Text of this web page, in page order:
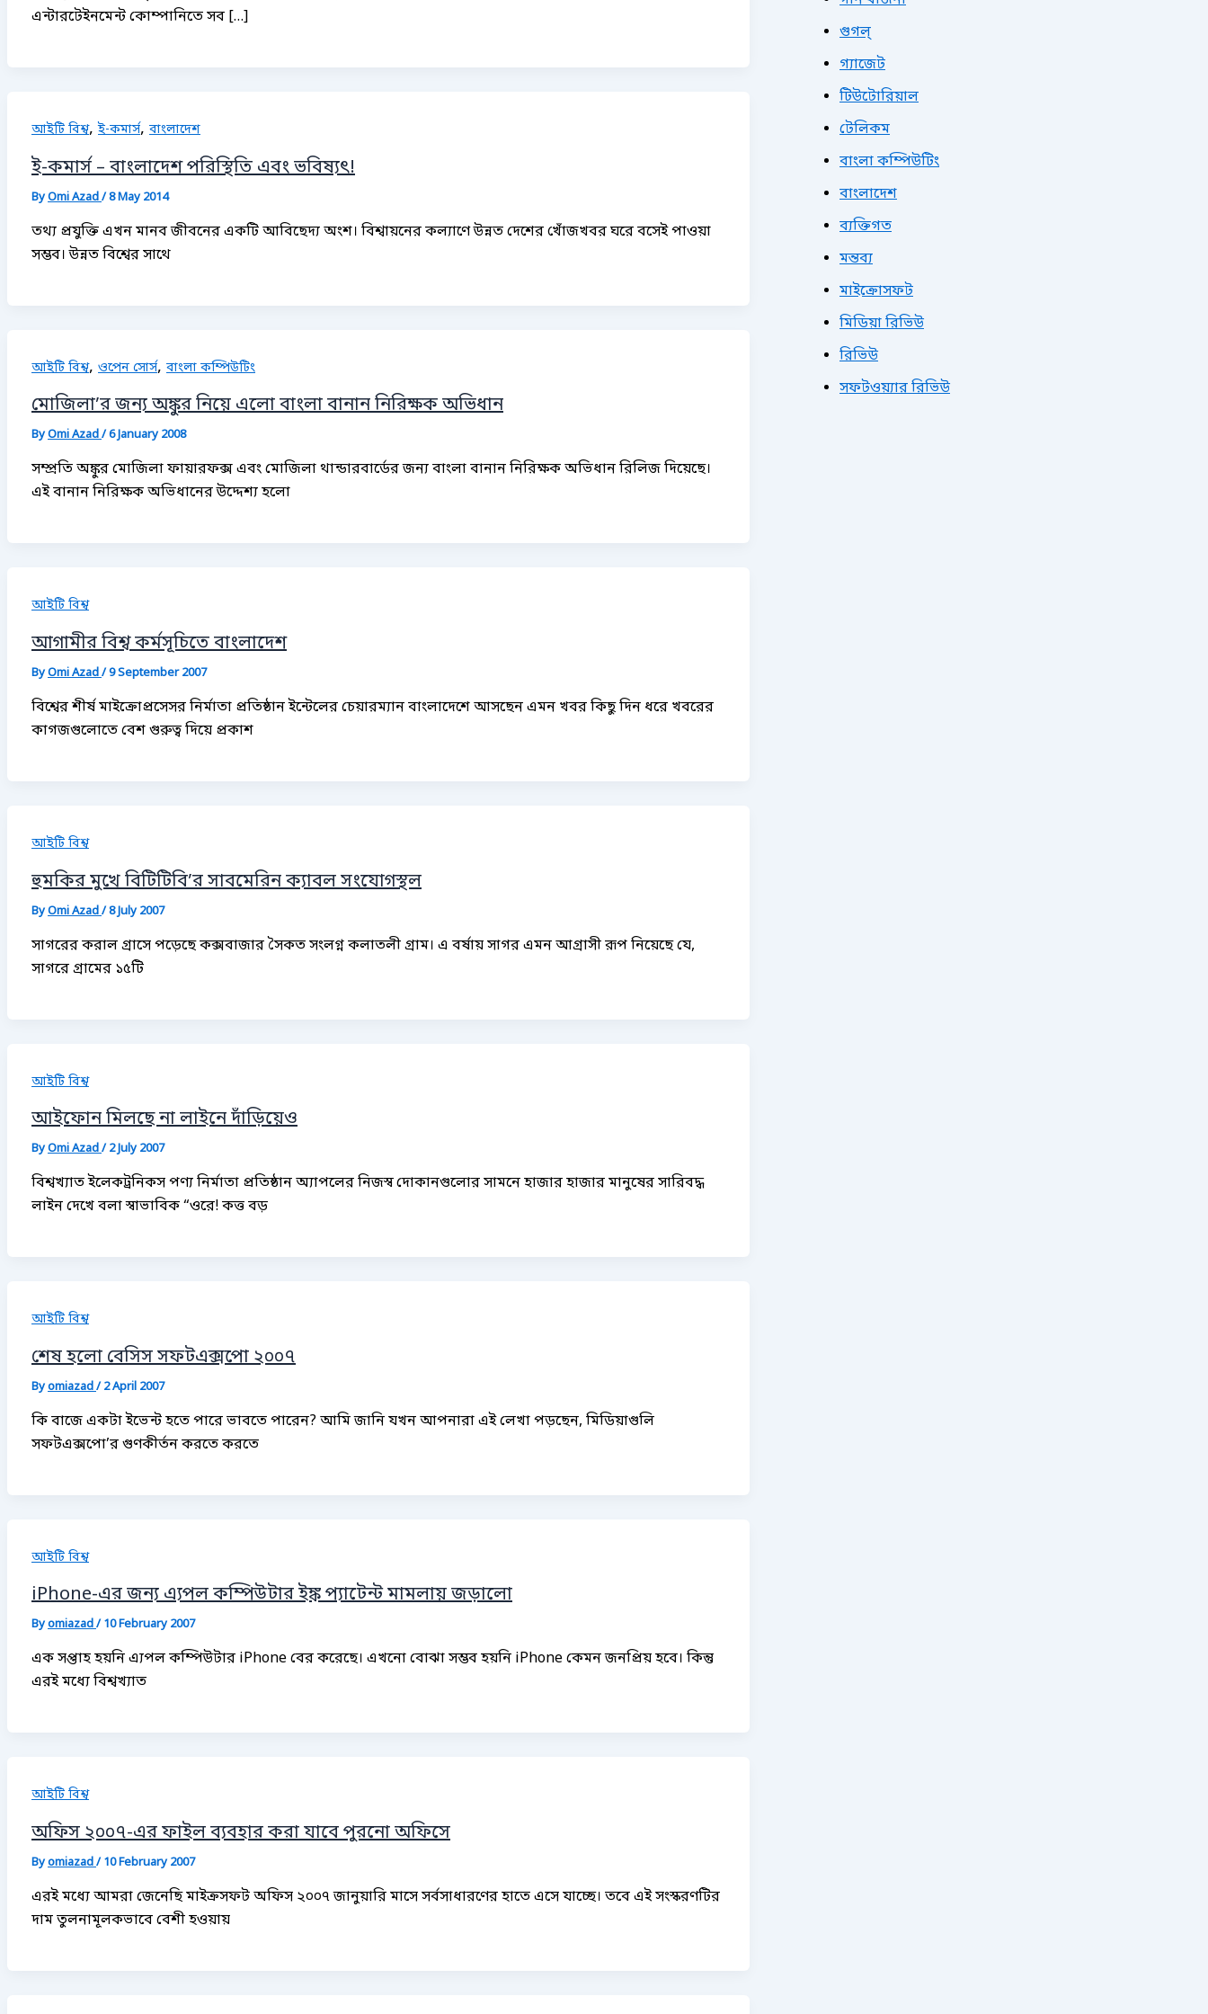
এন্টারটেইনমেন্ট কোম্পানিতে সব […]
আইটি বিশ্ব,ই-কমার্স, বাংলাদেশ
ই-কমার্স – বাংলাদেশ পরিস্থিতি এবং ভবিষ্যৎ!
ByOmi Azad/8 May 2014
তথ্য প্রযুক্তি এখন মানব জীবনের একটি আবিছেদ্য অংশ। বিশ্বায়নের কল্যাণে উন্নত দেশের খোঁজখবর ঘরে বসেই পাওয়া
সম্ভব। উন্নত বিশ্বের সাথে
আইটি বিশ্ব, ওপেন সোর্স, বাংলা কম্পিউটিং
মোজিলা’র জন্য অঙ্কুর নিয়ে এলো বাংলা বানান নিরিক্ষক অভিধান
ByOmi Azad/6 January 2008
সম্প্রতি অঙ্কুর মোজিলা ফায়ারফক্স এবং মোজিলা থান্ডারবার্ডের জন্য বাংলা বানান নিরিক্ষক অভিধান রিলিজ দিয়েছে।
এই বানান নিরিক্ষক অভিধানের উদ্দেশ্য হলো
আইটি বিশ্ব
আগামীর বিশ্ব কর্মসূচিতে বাংলাদেশ
ByOmi Azad/9 September 2007
বিশ্বের শীর্ষ মাইক্রোপ্রসেসর নির্মাতা প্রতিষ্ঠান ইন্টেলের চেয়ারম্যান বাংলাদেশে আসছেন এমন খবর কিছু দিন ধরে খবরের
কাগজগুলোতে বেশ গুরুত্ব দিয়ে প্রকাশ
আইটি বিশ্ব
হুমকির মুখে বিটিটিবি’র সাবমেরিন ক্যাবল সংযোগস্থল
ByOmi Azad/8 July 2007
সাগরের করাল গ্রাসে পড়েছে কক্সবাজার সৈকত সংলগ্ন কলাতলী গ্রাম। এ বর্ষায় সাগর এমন আগ্রাসী রূপ নিয়েছে যে,
সাগরে গ্রামের ১৫টি
আইটি বিশ্ব
আইফোন মিলছে না লাইনে দাঁড়িয়েও
ByOmi Azad/2 July 2007
বিশ্বখ্যাত ইলেকট্রনিকস পণ্য নির্মাতা প্রতিষ্ঠান অ্যাপলের নিজস্ব দোকানগুলোর সামনে হাজার হাজার মানুষের সারিবদ্ধ
লাইন দেখে বলা স্বাভাবিক “ওরে! কত্ত বড়
আইটি বিশ্ব
শেষ হলো বেসিস সফটএক্সপো ২০০৭
Byomiazad/2 April 2007
কি বাজে একটা ইভেন্ট হতে পারে ভাবতে পারেন? আমি জানি যখন আপনারা এই লেখা পড়ছেন, মিডিয়াগুলি
সফটএক্সপো’র গুণকীর্তন করতে করতে
আইটি বিশ্ব
iPhone-এর জন্য এ্যপল কম্পিউটার ইঙ্ক প্যাটেন্ট মামলায় জড়ালো
Byomiazad/10 February 2007
এক সপ্তাহ হয়নি এ্যপল কম্পিউটার iPhone বের করেছে। এখনো বোঝা সম্ভব হয়নি iPhone কেমন জনপ্রিয় হবে। কিন্তু
এরই মধ্যে বিশ্বখ্যাত
আইটি বিশ্ব
অফিস ২০০৭-এর ফাইল ব্যবহার করা যাবে পুরনো অফিসে
Byomiazad/10 February 2007
এরই মধ্যে আমরা জেনেছি মাইক্রসফট অফিস ২০০৭ জানুয়ারি মাসে সর্বসাধারণের হাতে এসে যাচ্ছে। তবে এই সংস্করণটির
দাম তুলনামূলকভাবে বেশী হওয়ায়
গুগল্
গ্যাজেট
টিউটোরিয়াল
টেলিকম
বাংলা কম্পিউটিং
বাংলাদেশ
ব্যক্তিগত
মন্তব্য
মাইক্রোসফট
মিডিয়া রিভিউ
রিভিউ
সফটওয়্যার রিভিউ